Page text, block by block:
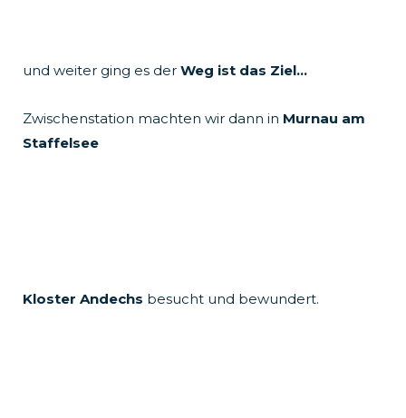
und weiter ging es der Weg ist das Ziel…
Zwischenstation machten wir dann in Murnau am
Staffelsee
Kloster Andechs besucht und bewundert.